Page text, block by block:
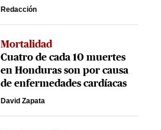
Redacción
Mortalidad
Cuatro de cada 10 muertes
en Honduras son por causa
de enfermedades cardíacas
David Zapata